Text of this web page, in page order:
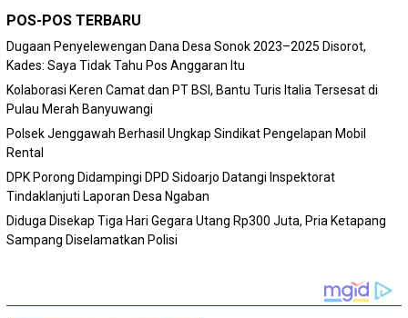
POS-POS TERBARU
Dugaan Penyelewengan Dana Desa Sonok 2023–2025 Disorot,
Kades: Saya Tidak Tahu Pos Anggaran Itu
Kolaborasi Keren Camat dan PT BSI, Bantu Turis Italia Tersesat di
Pulau Merah Banyuwangi
Polsek Jenggawah Berhasil Ungkap Sindikat Pengelapan Mobil
Rental
DPK Porong Didampingi DPD Sidoarjo Datangi Inspektorat
Tindaklanjuti Laporan Desa Ngaban
Diduga Disekap Tiga Hari Gegara Utang Rp300 Juta, Pria Ketapang
Sampang Diselamatkan Polisi